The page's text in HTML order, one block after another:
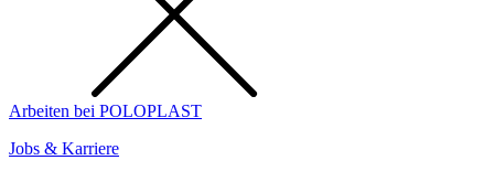
Arbeiten bei POLOPLAST
Jobs & Karriere